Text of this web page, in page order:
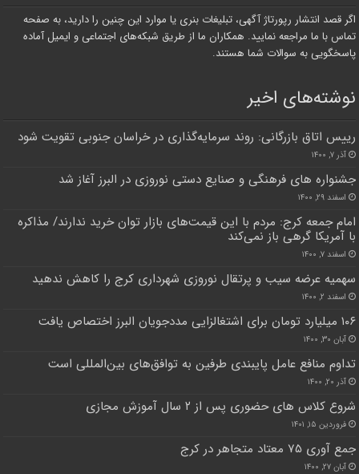
اگر قصد انتشار رپورتاژ آگهی، تبلیغات بنری یا موارد این چنین را دارید، به صفحه
تماس با ما مراجعه نمایید. همکاران ما از طریق شبکه‌های اجتماعی و ایمیل آماده
پاسخگویی به سوالات شما هستند.
نوشته‌های اخیر
رییس اتاق بازرگانی: روند سرمایه‌گذاری در خراسان جنوبی تقویت شود
آذر ۷, ۱۴۰۰
جشنواره های فرهنگی و صنایع دستی نوروزی در البرز آغاز شد
اسفند ۲۹, ۱۴۰۰
امام جمعه کرج: مردم با این قیمت‌های بازار توان خرید ندارند/ مذاکره
با آمریکا گرهی باز نمی‌کند
اسفند ۷, ۱۴۰۰
سهمیه عرضه سیب و پرتقال نوروزی شهرداری کرج را کاهش ندهید
اسفند ۲, ۱۴۰۰
۱۰۶ میلیارد تومان برای اشتغالزایی مددجویان البرز اختصاص یافت
آبان ۳۰, ۱۴۰۰
تداوم منافع عامل پایبندی طرفین به توافق‌های بین‌المللی است
آذر ۲۰, ۱۴۰۰
شروع کلاس های حضوری پس از ۲ سال آموزش مجازی
فروردین ۱۵, ۱۴۰۱
جمع آوری ۷۵ معتاد متجاهر در کرج
آبان ۲۷, ۱۴۰۰